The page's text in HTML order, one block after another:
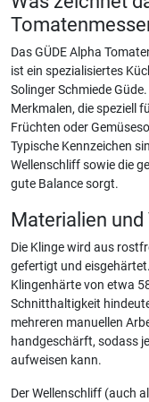
Das GÜDE Alpha
ist ein spezialisiertes
Solinger Schmiede
Merkmalen, die speziell
Früchten oder
Typische Kennzeichen
Wellenschliff sowie die
gute Balance sorgt.
Materialien
Die Klinge wird aus
gefertigt und
Klingenhärte von etwa
Schnitthaltigkeit
mehreren manuellen
handgeschärft, sodass
aufweisen kann.
Der Wellenschliff (auch